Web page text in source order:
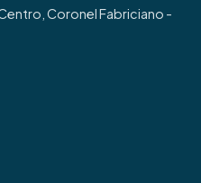
Coronel Fabriciano -